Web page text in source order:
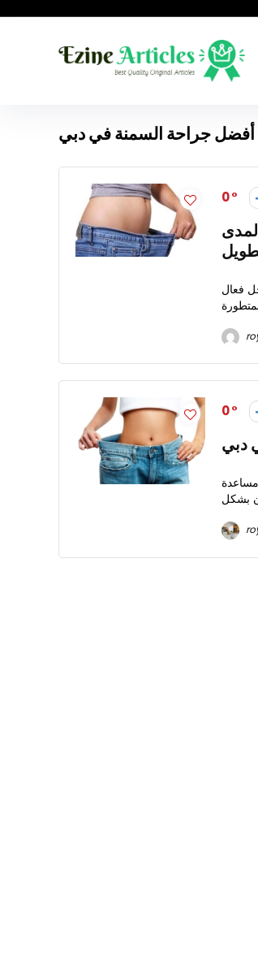
أفضل جراحة السمنة في دبي
0
فعال
0
دبي